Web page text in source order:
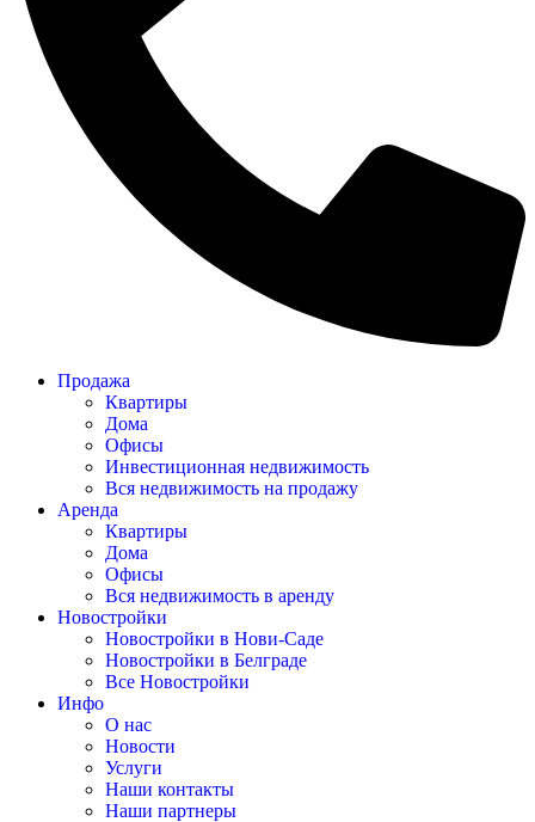
Продажа
Квартиры
Дома
Офисы
Инвестиционная недвижимость
Вся недвижимость на продажу
Аренда
Квартиры
Дома
Офисы
Вся недвижимость в аренду
Новостройки
Новостройки в Нови-Саде
Новостройки в Белграде
Все Новостройки
Инфо
О нас
Новости
Услуги
Наши контакты
Наши партнеры